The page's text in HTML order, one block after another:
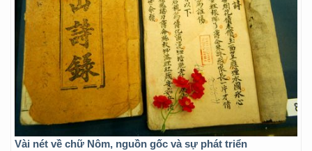
Vài nét về chữ Nôm, nguồn gốc và sự phát triển